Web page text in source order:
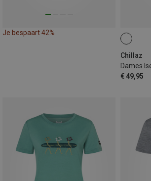
Je bespaart 42%
Chillaz
€ 49,95
XS